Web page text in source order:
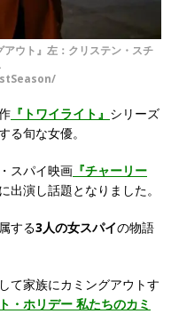
アウト』左：クリステン・スチ
『 トワイライト』 シリーズ
る旬な女優。
スパイ映画 『チャーリー
出演し話題となりました。
する3人の女スパイの物語
て家族にカミングアウトす
・ホリデー 私たちのカミ